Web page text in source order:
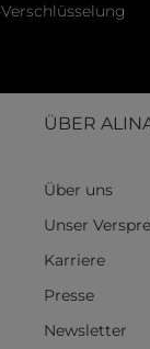
ÜBER
Über uns
Unser
Karriere
Presse
Newsletter